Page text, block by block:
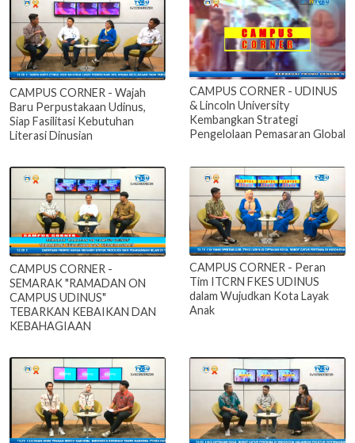
CAMPUS CORNER - Wajah
Baru Perpustakaan Udinus,
Siap Fasilitasi Kebutuhan
Literasi Dinusian
CAMPUS CORNER - UDINUS
& Lincoln University
Kembangkan Strategi
Pengelolaan Pemasaran Global
CAMPUS CORNER -
SEMARAK "RAMADAN ON
CAMPUS UDINUS"
TEBARKAN KEBAIKAN DAN
KEBAHAGIAAN
CAMPUS CORNER - Peran
Tim ITCRN FKES UDINUS
dalam Wujudkan Kota Layak
Anak